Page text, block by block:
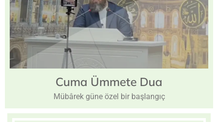
Cuma Ümmete Dua
Mübârek güne özel bir başlangıç